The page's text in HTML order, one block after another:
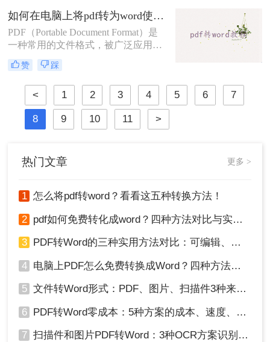
pdf转换成word，帮助大家提高工作效
率。
如何在电脑上将pdf转为word使用？三个不出错的好方法！
PDF（Portable Document Format）是
一种常用的文件格式，被广泛应用于
电子文档、合同、报告等领域。然
而，有时候我们需要将PDF文件转换
为Word文档，以便进行更多的编辑和
排版。本文将介绍如何在电脑上将pdf
转为word使用的方法，帮助您轻松实
现文件格式的转换。
赞 踩
< 1 2 3 4 5 6 7
8 9 10 11 >
热门文章 更多 >
1 怎么将pdf转word？看看这五种转换方法！
2 pdf如何免费转化成word？四种方法对比与实操指南（附详细表格）
3 PDF转Word的三种实用方法对比：可编辑、保格式、避风险！
4 电脑上PDF怎么免费转换成Word？四种方法对比与实操指南（附详细表格）!
5 文件转Word形式：PDF、图片、扫描件3种来源分别怎么处理！
6 PDF转Word零成本：5种方案的成本、速度、精度对比！
7 扫描件和图片PDF转Word：3种OCR方案识别率实测！